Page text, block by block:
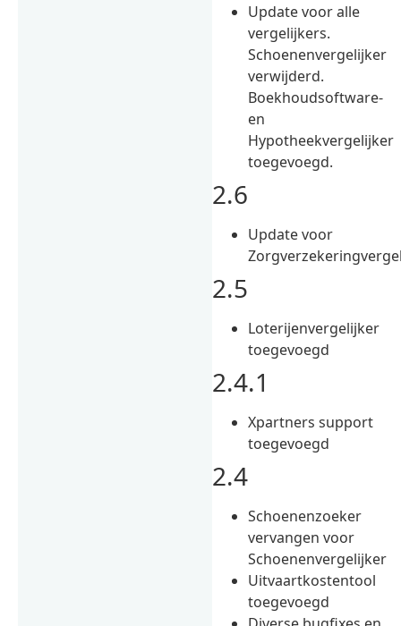
Update voor alle
vergelijkers.
Schoenenvergelijker
verwijderd.
Boekhoudsoftware-
en
Hypotheekvergelijker
toegevoegd.
2.6
Update voor
2.5
Loterijenvergelijker
toegevoegd
2.4.1
Xpartners support
toegevoegd
2.4
Schoenenzoeker
vervangen voor
Schoenenvergelijker
Uitvaartkostentool
toegevoegd